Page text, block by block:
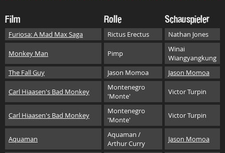
Film Rolle Schauspieler
Furiosa: A Mad Max Saga Rictus Erectus Nathan Jones
Monkey Man Pimp
Winai
Wiangyangkung
The Fall Guy
Jason Momoa Jason Momoa
Carl Hiaasen's Bad Monkey
Montenegro
'Monte'
Victor Turpin
Carl Hiaasen's Bad Monkey
Montenegro
'Monte'
Victor Turpin
Aquaman
Aquaman /
Arthur Curry
Jason Momoa